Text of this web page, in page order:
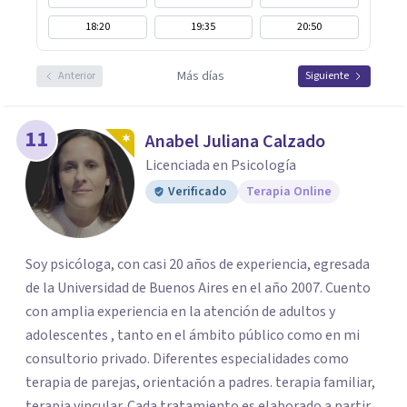
18:20
19:35 20:50
Anterior Más días Siguiente
11 Anabel Juliana Calzado
Licenciada en Psicología
Verificado Terapia Online
Soy psicóloga, con casi 20 años de experiencia, egresada
de la Universidad de Buenos Aires en el año 2007. Cuento
con amplia experiencia en la atención de adultos y
adolescentes , tanto en el ámbito público como en mi
consultorio privado. Diferentes especialidades como
terapia de parejas, orientación a padres. terapia familiar,